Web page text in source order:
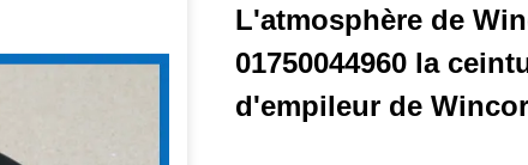
L'atmosphère de
01750044960 la
d'empileur de